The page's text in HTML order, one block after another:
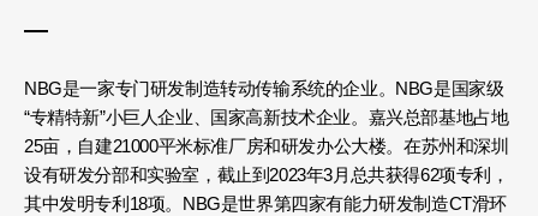
NBG是一家专门研发制造转动传输系统的企业。NBG是国家级
“专精特新”小巨人企业、国家高新技术企业。嘉兴总部基地占地
25亩，自建21000平米标准厂房和研发办公大楼。在苏州和深圳
设有研发分部和实验室，截止到2023年3月总共获得62项专利，
其中发明专利18项。NBG是世界第四家有能力研发制造CT滑环